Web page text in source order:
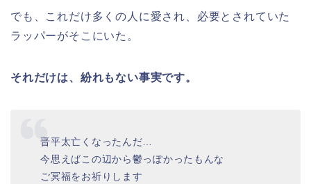
でも、これだけ多くの人に愛され、必要とされていた
ラッパーがそこにいた。
それだけは、紛れもない事実です。
晋平太亡くなったんだ…
今思えばこの辺から鬱っぽかったもんな
ご冥福をお祈りします